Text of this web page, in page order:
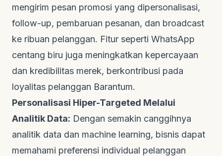
mengirim pesan promosi yang dipersonalisasi,
follow-up, pembaruan pesanan, dan broadcast
ke ribuan pelanggan. Fitur seperti WhatsApp
centang biru juga meningkatkan kepercayaan
dan kredibilitas merek, berkontribusi pada
loyalitas pelanggan Barantum.
Personalisasi Hiper-Targeted Melalui
Analitik Data: Dengan semakin canggihnya
analitik data dan machine learning, bisnis dapat
memahami preferensi individual pelanggan